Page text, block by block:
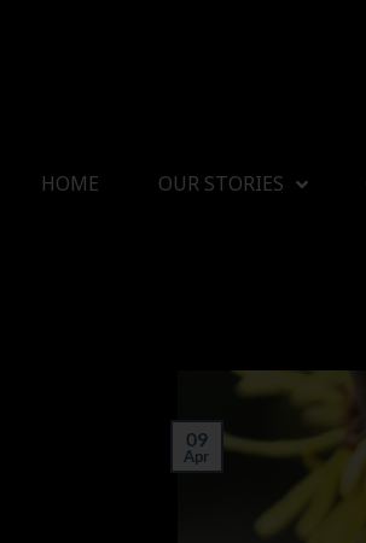
HOME OUR STORIES
09
Apr